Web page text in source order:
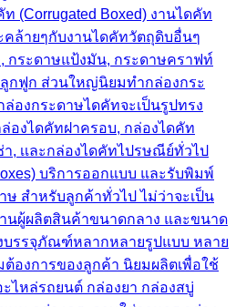
(Corrugated Boxed) งานไดคัท
คล้ายๆกับงานไดคัทวัตถุดิบอื่นๆ
กระดาษแป้งมัน, กระดาษคราฟท์
กฟูก ส่วนใหญ่นิยมทำกล่องกระ
องกระดาษไดคัทจะเป็นรูปทรง
ล่องไดคัทฝาครอบ, กล่องไดคัท
, เเละกล่องไดคัทไปรษณีย์ทั่วไป
บริการออกแบบ และรับพิมพ์
สำหรับลูกค้าทั่วไป ไม่ว่าจะเป็น
นผู้ผลิตสินค้าขนาดกลาง และขนาด
บรรจุภัณฑ์หลากหลายรูปแบบ หลาย
องการของลูกค้า นิยมผลิตเพื่อใช้
ไหล่รถยนต์ กล่องยา กล่องสบู่